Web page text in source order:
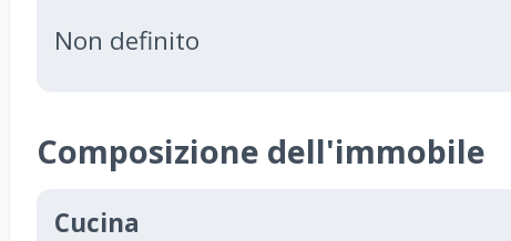
Non definito
Composizione dell'immobile
Cucina